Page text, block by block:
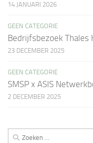
14 JANUARI 2026
GEEN CATEGORIE
Bedrijfsbezoek Thales
23 DECEMBER 2025
GEEN CATEGORIE
SMSP x ASIS
2 DECEMBER 2025
Zoeken